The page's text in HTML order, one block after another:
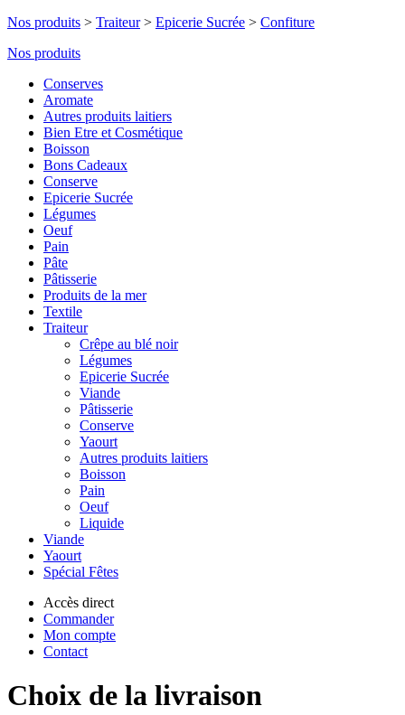
Nos produits > Traiteur> Epicerie Sucrée > Confiture
Nos produits
Conserves
Aromate
Autres produits laitiers
Bien Etre et Cosmétique
Boisson
Bons Cadeaux
Conserve
Epicerie Sucrée
Légumes
Oeuf
Pain
Pâte
Pâtisserie
Produits de la mer
Textile
Traiteur
Crêpe au blé noir
Légumes
Epicerie Sucrée
Viande
Pâtisserie
Conserve
Yaourt
Autres produits laitiers
Boisson
Pain
Oeuf
Liquide
Viande
Yaourt
Spécial Fêtes
Accès direct
Commander
Mon compte
Contact
Choix de la livraison